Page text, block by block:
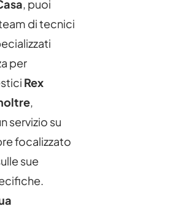
, puoi
di tecnici
per
Rex
,
servizio su
focalizzato
sue